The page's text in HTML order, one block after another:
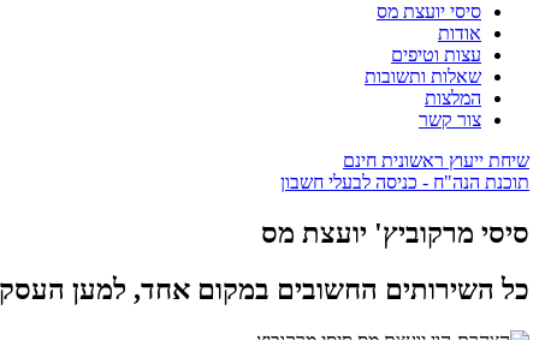
סיסי יועצת מס
אודות
עצות וטיפים
שאלות ותשובות
המלצות
צור קשר
שיחת ייעוץ ראשונית חינם
תוכנת הנה"ח - כניסה לבעלי חשבון
סיסי מרקוביץ' יועצת מס
כל השירותים החשובים במקום אחד, למען